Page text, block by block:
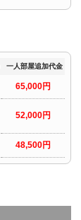
一人部屋追加代金
65,000円
52,000円
48,500円